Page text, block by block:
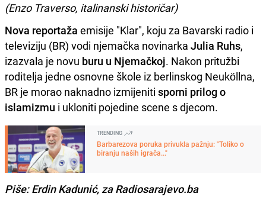
(Enzo Traverso, italinanski historičar)
Nova reportaža emisije "Klar", koju za Bavarski radio i
televiziju (BR) vodi njemačka novinarka Julia Ruhs,
izazvala je novu buru u Njemačkoj. Nakon pritužbi
roditelja jedne osnovne škole iz berlinskog Neuköllna,
BR je morao naknadno izmijeniti sporni prilog o
islamizmu i ukloniti pojedine scene s djecom.
TRENDING
Barbarezova poruka privukla pažnju: "Toliko o
biranju naših igrača..."
Piše: Erdin Kadunić, za Radiosarajevo.ba